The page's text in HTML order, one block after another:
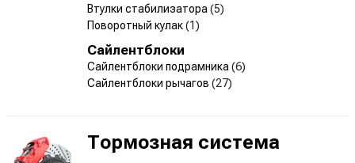
Втулки стабилизатора (5)
Поворотный кулак(1)
Сайлентблоки
Сайлентблоки подрамника (6)
Сайлентблоки рычагов (27)
Тормозная система